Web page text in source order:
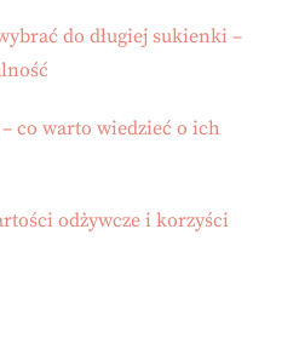
do długiej sukienki –
co warto wiedzieć o ich
odżywcze i korzyści